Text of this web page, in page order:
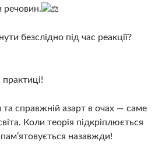
речовин.
безслідно під час реакції?
та справжній азарт в очах — саме
Коли теорія підкріплюється
назавжди!